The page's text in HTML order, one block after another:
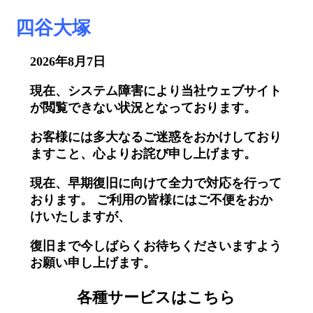
四谷大塚
2026年8月7日
現在、システム障害により当社ウェブサイト
が閲覧できない状況となっております。
お客様には多大なるご迷惑をおかけしており
ますこと、心よりお詫び申し上げます。
現在、早期復旧に向けて全力で対応を行って
おります。 ご利用の皆様にはご不便をおか
けいたしますが、
復旧まで今しばらくお待ちくださいますよう
お願い申し上げます。
各種サービスはこちら